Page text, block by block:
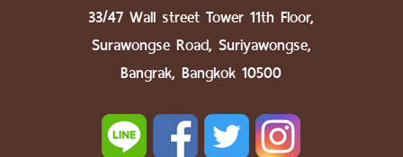
33/47 Wall street Tower 11th Floor,
Surawongse Road, Suriyawongse,
Bangrak, Bangkok 10500